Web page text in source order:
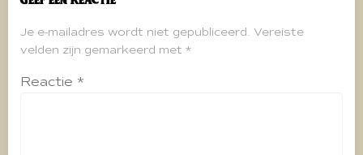
Je e-mailadres wordt niet gepubliceerd. Vereiste
velden zijn gemarkeerd met *
Reactie *